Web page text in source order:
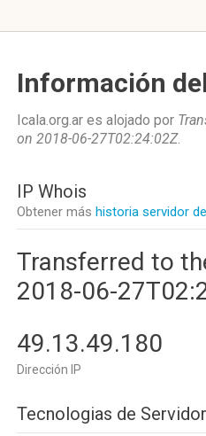
Información
Icala.org.ar es alojado por
on 2018-06-27T02:24:02Z.
IP Whois
Obtener más historia servidor
Transferred to
2018-06-
49.13.49.180
Dirección IP
Tecnologias de Servidor